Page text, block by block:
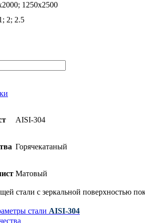
1250х2500
2; 2.5
AISI-304
Горячекатаный
Матовый
стали с зеркальной поверхностью
стали AISI-304